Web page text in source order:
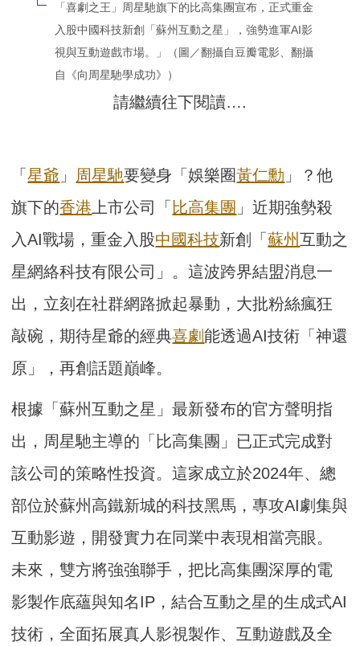
「喜劇之王」周星馳旗下的比高集團宣布，正式重金
入股中國科技新創「蘇州互動之星」，強勢進軍AI影
視與互動遊戲市場。」（圖／翻攝自豆瓣電影、翻攝
自《向周星馳學成功》）
請繼續往下閱讀….
「星爺 」 周星馳要變身「娛樂圈黃仁勳 」？他
旗下的香港 上市公司「 比高集團 」近期強勢殺
入AI戰場，重金入股中國科技新創「蘇州互動之
星網絡科技有限公司」。這波跨界結盟消息一
出，立刻在社群網路掀起暴動，大批粉絲瘋狂
敲碗，期待星爺的經典喜劇能透過AI技術「神還
原」，再創話題巔峰。
根據「蘇州互動之星」最新發布的官方聲明指
出，周星馳主導的「比高集團」已正式完成對
該公司的策略性投資。這家成立於2024年、總
部位於蘇州高鐵新城的科技黑馬，專攻AI劇集與
互動影遊，開發實力在同業中表現相當亮眼。
未來，雙方將強強聯手，把比高集團深厚的電
影製作底蘊與知名IP，結合互動之星的生成式AI
技術，全面拓展真人影視製作、互動遊戲及全